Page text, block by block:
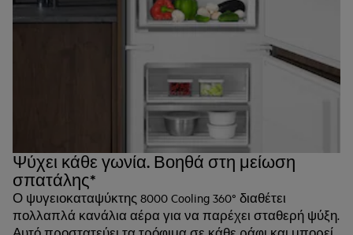
Ψύχει κάθε γωνία. Βοηθά στη μείωση
σπατάλης*
Ο ψυγειοκαταψύκτης 8000 Cooling 360° διαθέτει
πολλαπλά κανάλια αέρα για να παρέχει σταθερή ψύξη.